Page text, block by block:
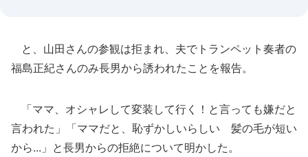
と、山田さんの参観は拒まれ、夫でトランペット奏者の
福島正紀さんのみ長男から誘われたことを報告。
「ママ、オシャレして変装して行く！と言っても嫌だと
言われた」「ママだと、恥ずかしいらしい 髪の毛が短い
から...」と長男からの拒絶について明かした。